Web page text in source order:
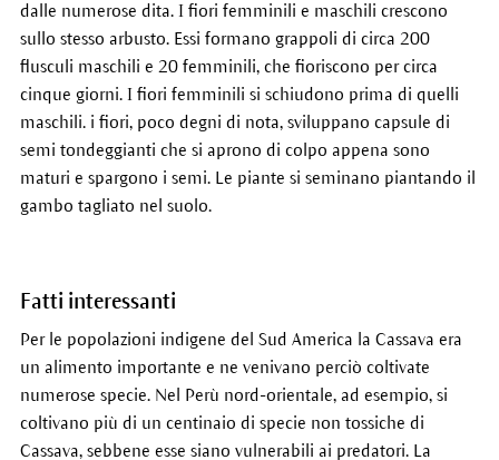
dalle numerose dita. I fiori femminili e maschili crescono
sullo stesso arbusto. Essi formano grappoli di circa 200
flusculi maschili e 20 femminili, che fioriscono per circa
cinque giorni. I fiori femminili si schiudono prima di quelli
maschili. i fiori, poco degni di nota, sviluppano capsule di
semi tondeggianti che si aprono di colpo appena sono
maturi e spargono i semi. Le piante si seminano piantando il
gambo tagliato nel suolo.
Fatti interessanti
Per le popolazioni indigene del Sud America la Cassava era
un alimento importante e ne venivano perciò coltivate
numerose specie. Nel Perù nord-orientale, ad esempio, si
coltivano più di un centinaio di specie non tossiche di
Cassava, sebbene esse siano vulnerabili ai predatori. La